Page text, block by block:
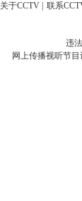
关于CCTV 联系
违
网上传播视听节目